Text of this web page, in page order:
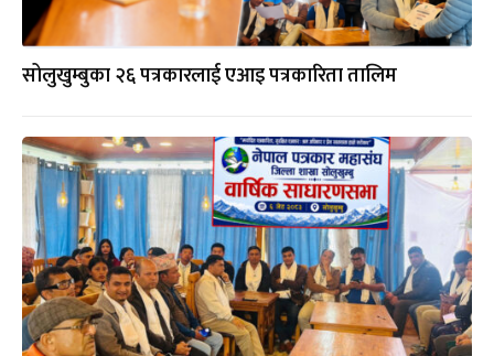
सोलुखुम्बुका २६ पत्रकारलाई एआइ पत्रकारिता तालिम